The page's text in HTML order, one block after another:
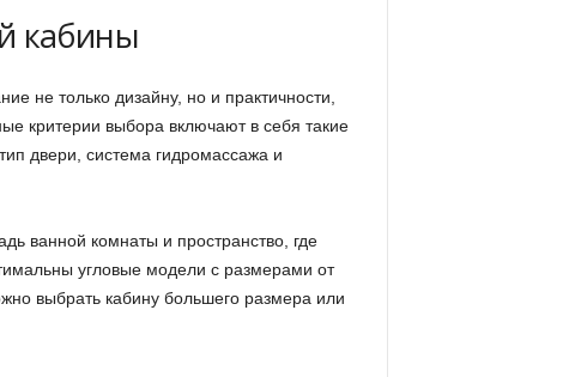
кабины
не только дизайну, но и практичности,
критерии выбора включают в себя такие
двери, система гидромассажа и
ванной комнаты и пространство, где
угловые модели с размерами от
выбрать кабину большего размера или